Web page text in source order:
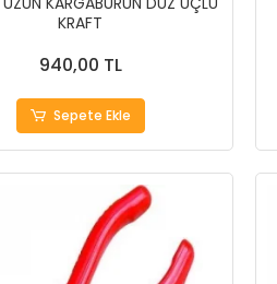
KRAFT
940,00 TL
Sepete Ekle